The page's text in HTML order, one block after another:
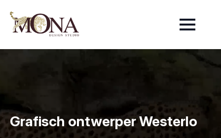
Grafisch ontwerper Westerlo